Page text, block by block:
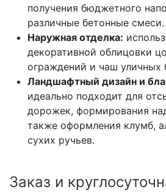
получения бюджетного
различные бетонные смеси.
Наружная отделка:
декоративной облицовки
ограждений и чаш уличных
Ландшафтный дизайн и
идеально подходит для
дорожек, формирования
также оформления клумб,
сухих ручьев.
Заказ и